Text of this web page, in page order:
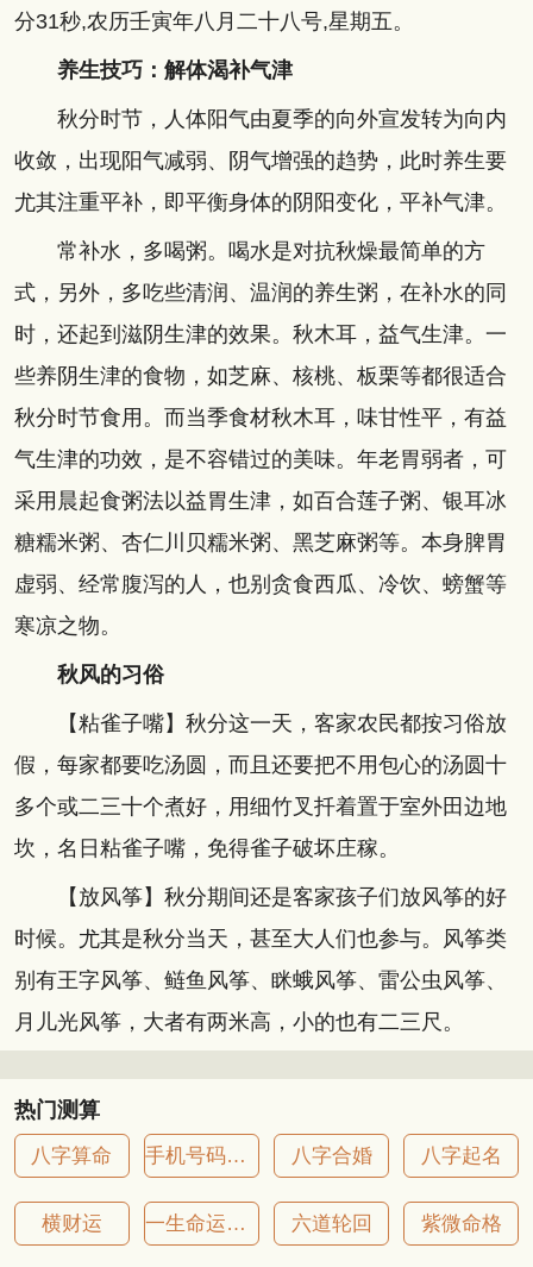
分31秒,农历壬寅年八月二十八号,星期五。
养生技巧：解体渴补气津
秋分时节，人体阳气由夏季的向外宣发转为向内
收敛，出现阳气减弱、阴气增强的趋势，此时养生要
尤其注重平补，即平衡身体的阴阳变化，平补气津。
常补水，多喝粥。喝水是对抗秋燥最简单的方
式，另外，多吃些清润、温润的养生粥，在补水的同
时，还起到滋阴生津的效果。秋木耳，益气生津。一
些养阴生津的食物，如芝麻、核桃、板栗等都很适合
秋分时节食用。而当季食材秋木耳，味甘性平，有益
气生津的功效，是不容错过的美味。年老胃弱者，可
采用晨起食粥法以益胃生津，如百合莲子粥、银耳冰
糖糯米粥、杏仁川贝糯米粥、黑芝麻粥等。本身脾胃
虚弱、经常腹泻的人，也别贪食西瓜、冷饮、螃蟹等
寒凉之物。
秋风的习俗
【粘雀子嘴】秋分这一天，客家农民都按习俗放
假，每家都要吃汤圆，而且还要把不用包心的汤圆十
多个或二三十个煮好，用细竹叉扦着置于室外田边地
坎，名日粘雀子嘴，免得雀子破坏庄稼。
【放风筝】秋分期间还是客家孩子们放风筝的好
时候。尤其是秋分当天，甚至大人们也参与。风筝类
别有王字风筝、鲢鱼风筝、眯蛾风筝、雷公虫风筝、
月儿光风筝，大者有两米高，小的也有二三尺。
热门测算
八字算命 手机号码吉凶 八字合婚 八字起名
横财运 一生命运详批 六道轮回 紫微命格